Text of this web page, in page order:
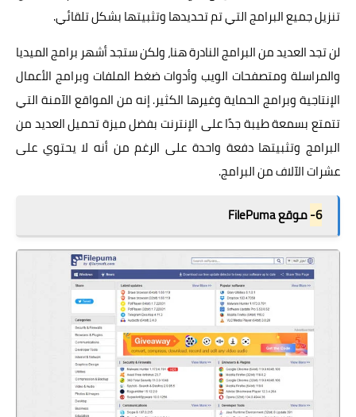
تنزيل جميع البرامج التي تم تحديدها وتثبيتها بشكل تلقائي.
لن تجد العديد من البرامج النادرة هنا، ولكن ستجد أشهر برامج الميديا
والمراسلة ومتصفحات الويب وأدوات ضغط الملفات وبرامج الأعمال
الإنتاجية وبرامج الحماية وغيرها الكثير. إنه من المواقع الآمنة التي
تتمتع بسمعة طيبة جدًا على الإنترنت بفضل ميزة تحميل العديد من
البرامج وتثبيتها دفعة واحدة على الرغم من أنه لا يحتوي على
عشرات الآلاف من البرامج.
6- موقع FilePuma